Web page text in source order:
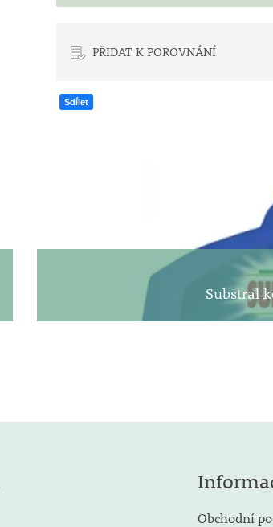
PŘIDAT K POROVNÁNÍ
Sdílet
Substral
Obchodní